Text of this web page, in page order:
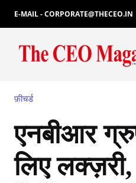
E-MAIL -
फ़ीचर्ड
एनबीआर
लिए